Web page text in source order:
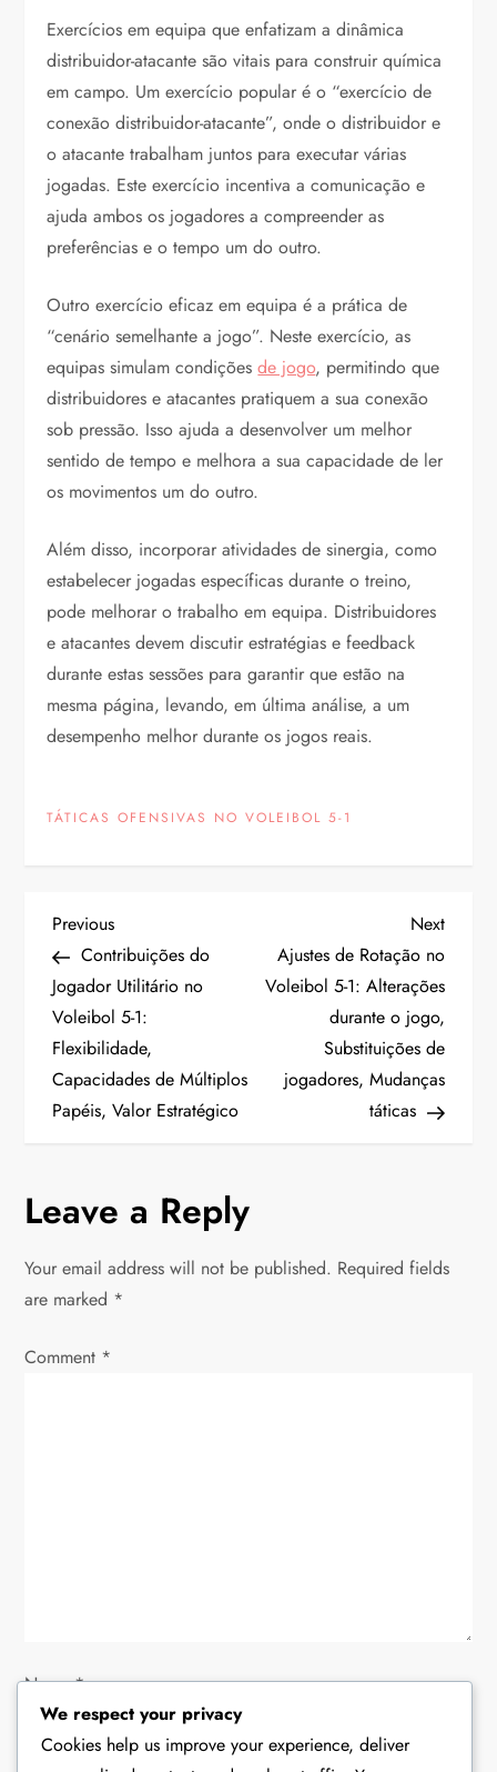
Exercícios em equipa que enfatizam a dinâmica
distribuidor-atacante são vitais para construir química
em campo. Um exercício popular é o “exercício de
conexão distribuidor-atacante”, onde o distribuidor e
o atacante trabalham juntos para executar várias
jogadas. Este exercício incentiva a comunicação e
ajuda ambos os jogadores a compreender as
preferências e o tempo um do outro.
Outro exercício eficaz em equipa é a prática de
“cenário semelhante a jogo”. Neste exercício, as
equipas simulam condiçõesde jogo, permitindo que
distribuidores e atacantes pratiquem a sua conexão
sob pressão. Isso ajuda a desenvolver um melhor
sentido de tempo e melhora a sua capacidade de ler
os movimentos um do outro.
Além disso, incorporar atividades de sinergia, como
estabelecer jogadas específicas durante o treino,
pode melhorar o trabalho em equipa. Distribuidores
e atacantes devem discutir estratégias e feedback
durante estas sessões para garantir que estão na
mesma página, levando, em última análise, a um
desempenho melhor durante os jogos reais.
TÁTICAS OFENSIVAS NO VOLEIBOL 5-1
P
o
s
t
a
i
g
Previous
Post
Previous
Contribuições do
Jogador Utilitário no
Voleibol 5-1:
Flexibilidade,
Capacidades de Múltiplos
Papéis, Valor Estratégico
Next
Post
Next
Ajustes de Rotação no
Voleibol 5-1: Alterações
durante o jogo,
Substituições de
jogadores, Mudanças
táticas
Leave a Reply
Your email address will not be published. Required fields
are marked *
Comment *
Name*
We respect your privacy
Cookies help us improve your experience, deliver